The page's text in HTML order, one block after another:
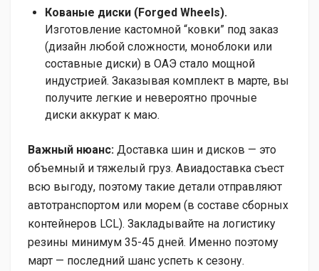
Кованые диски (Forged Wheels).
Изготовление кастомной “ковки” под заказ
(дизайн любой сложности, моноблоки или
составные диски) в ОАЭ стало мощной
индустрией. Заказывая комплект в марте, вы
получите легкие и невероятно прочные
диски аккурат к маю.
Важный нюанс: Доставка шин и дисков — это
объемный и тяжелый груз. Авиадоставка съест
всю выгоду, поэтому такие детали отправляют
автотранспортом или морем (в составе сборных
контейнеров LCL). Закладывайте на логистику
резины минимум 35-45 дней. Именно поэтому
март — последний шанс успеть к сезону.